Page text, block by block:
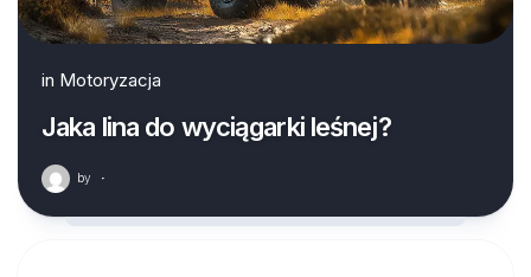
in Motoryzacja
Jaka lina do wyciągarki leśnej?
by ·